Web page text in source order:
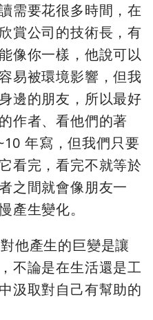
需要花很多時間，在
賞公司的技術長，有
像你一樣，他說可以
易被環境影響，但我
邊的朋友，所以最好
作者、看他們的著
年寫，但我們只要
看完，看完不就等於
之間就會像朋友一
產生變化。
他產生的巨變是讓
不論是在生活還是工
汲取對自己有幫助的